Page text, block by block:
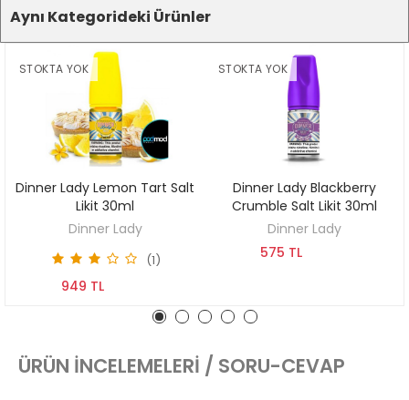
Aynı Kategorideki Ürünler
STOKTA YOK
KEŞFET
Dinner Lady Lemon Tart Salt
Likit 30ml
Dinner Lady
(1)
949 TL
STOKTA YOK
KEŞFET
Dinner Lady Blackberry
Crumble Salt Likit 30ml
Dinner Lady
575 TL
ÜRÜN İNCELEMELERI / SORU-CEVAP